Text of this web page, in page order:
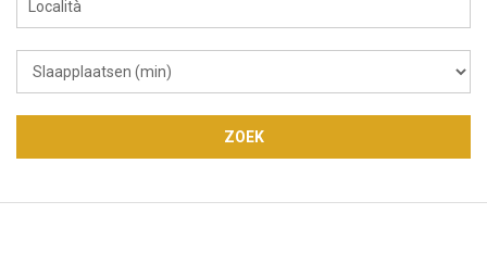
Slaapplaatsen
(min)
ZOEK